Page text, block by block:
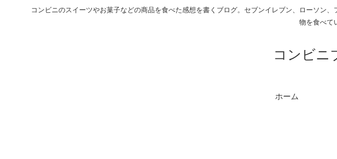
コンビニのスイーツやお菓子などの商品を食べた感想を書くブログ。セブンイレブン、ローソン
物を食べて
コンビニ
ホーム